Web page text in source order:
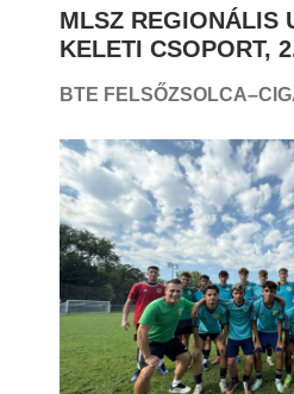
MLSZ REGIONÁLIS
KELETI CSOPORT,
BTE